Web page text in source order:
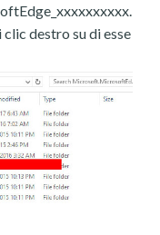
destro su di esse